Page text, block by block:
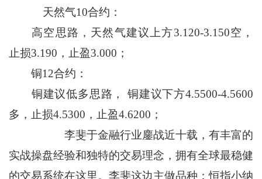
天然气10合约：
高空思路，天然气建议上方3.120-3.150空，
止损3.190，止盈3.000；
铜12合约：
铜建议低多思路， 铜建议下方4.5500-4.5600
多，止损4.5300，止盈4.6200；
李斐于金融行业鏖战近十载，有丰富的
实战操盘经验和独特的交易理念，拥有全球最稳健
的交易系统在这里。李斐这边主做品种：恒指小纳